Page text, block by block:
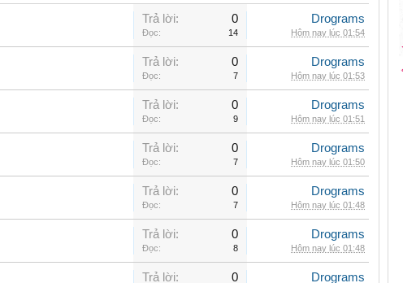
Trả lời: 0
Đọc: 14
Drograms
Hôm nay lúc 01:54
Trả lời: 0
Đọc: 7
Drograms
Hôm nay lúc 01:53
Trả lời: 0
Đọc: 9
Drograms
Hôm nay lúc 01:51
Trả lời: 0
Đọc: 7
Drograms
Hôm nay lúc 01:50
Trả lời: 0
Đọc: 7
Drograms
Hôm nay lúc 01:48
Trả lời: 0
Đọc: 8
Drograms
Hôm nay lúc 01:48
Trả lời: 0 Drograms